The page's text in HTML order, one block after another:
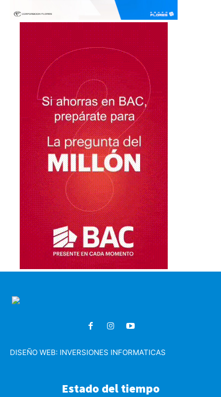
DISEÑO WEB: INVERSIONES INFORMATICAS
Estado del tiempo